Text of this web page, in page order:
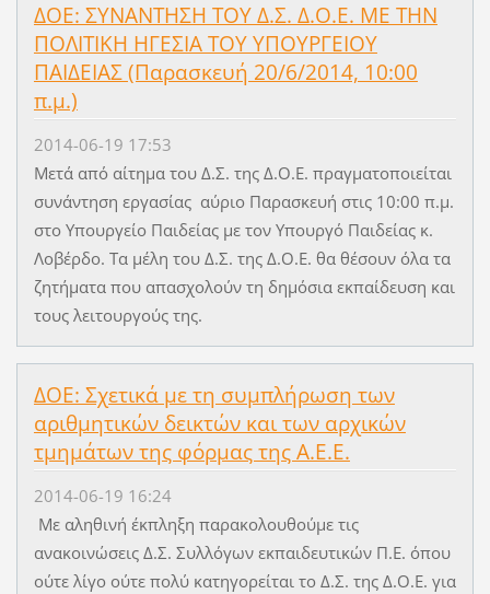
ΔΟΕ: ΣΥΝΑΝΤΗΣΗ ΤΟΥ Δ.Σ. Δ.Ο.Ε. ΜΕ ΤΗΝ
ΠΟΛΙΤΙΚΗ ΗΓΕΣΙΑ ΤΟΥ ΥΠΟΥΡΓΕΙΟΥ
ΠΑΙΔΕΙΑΣ (Παρασκευή 20/6/2014, 10:00
π.μ.)
2014-06-19 17:53
Μετά από αίτημα του Δ.Σ. της Δ.Ο.Ε. πραγματοποιείται
συνάντηση εργασίας αύριο Παρασκευή στις 10:00 π.μ.
στο Υπουργείο Παιδείας με τον Υπουργό Παιδείας κ.
Λοβέρδο. Τα μέλη του Δ.Σ. της Δ.Ο.Ε. θα θέσουν όλα τα
ζητήματα που απασχολούν τη δημόσια εκπαίδευση και
τους λειτουργούς της.
ΔΟΕ: Σχετικά με τη συμπλήρωση των
αριθμητικών δεικτών και των αρχικών
τμημάτων της φόρμας της Α.Ε.Ε.
2014-06-19 16:24
Με αληθινή έκπληξη παρακολουθούμε τις
ανακοινώσεις Δ.Σ. Συλλόγων εκπαιδευτικών Π.Ε. όπου
ούτε λίγο ούτε πολύ κατηγορείται το Δ.Σ. της Δ.Ο.Ε. για